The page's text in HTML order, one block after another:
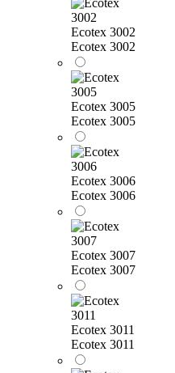
Ecotex 3002
Ecotex 3002
Ecotex 3005
Ecotex 3005
Ecotex 3006
Ecotex 3006
Ecotex 3007
Ecotex 3007
Ecotex 3011
Ecotex 3011